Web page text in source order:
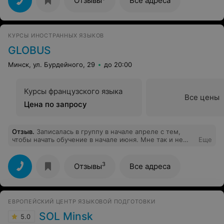
заведению! Я тоже посмотрела, подумала и приняла
решение, что нужно продвинуть и свой уровень
английского языка именно в этом учебном центре –
метро, но и к дому))), внимательность к ученикам,
ответственность и продуманный подход к подбору
обучающего материала. Иду на Intermediate тоже к
Наталье Дмитриевне. Теперь у нас семейный подряд
по изучению английского в New Education))
КУРСЫ ИНОСТРАННЫХ ЯЗЫКОВ
GLOBUS
Минск, ул. Бурдейного, 29 до 20:00
Курсы французского языка
Цена по запросу
Все цены
Отзыв. Записалась в группу в начале апреле с тем,
чтобы начать обучение в начале июня. Мне так и не
белорусски.
Еще
Отзывы3 Все адреса
ЕВРОПЕЙСКИЙ ЦЕНТР ЯЗЫКОВОЙ ПОДГОТОВКИ
5.0 SOL Minsk